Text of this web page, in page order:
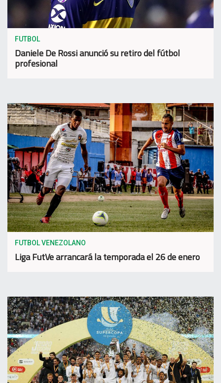
FUTBOL
Daniele De Rossi anunció su retiro del fútbol
profesional
FUTBOL VENEZOLANO
Liga FutVe arrancará la temporada el 26 de enero